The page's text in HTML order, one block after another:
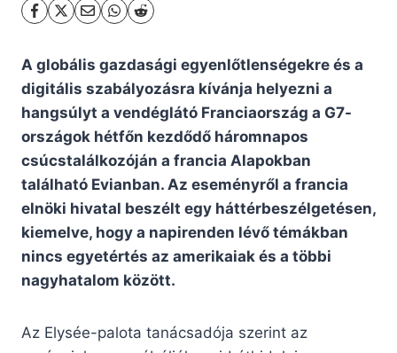
A globális gazdasági egyenlőtlenségekre és a
digitális szabályozásra kívánja helyezni a
hangsúlyt a vendéglátó Franciaország a G7-
országok hétfőn kezdődő háromnapos
csúcstalálkozóján a francia Alapokban
található Evianban. Az eseményről a francia
elnöki hivatal beszélt egy háttérbeszélgetésen,
kiemelve, hogy a napirenden lévő témákban
nincs egyetértés az amerikaiak és a többi
nagyhatalom között.
Az Elysée-palota tanácsadója szerint az